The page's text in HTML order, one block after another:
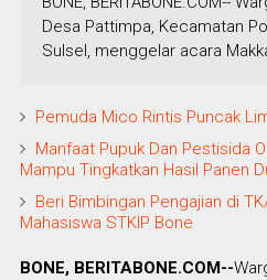
Desa Pattimpa, Kecamatan
Sulsel, menggelar acara
Pemuda Mico Rintis Puncak
Manfaat Pupuk Dan Pestisida
Mampu Tingkatkan Hasil Panen
Beri Bimbingan Pengajian di
Mahasiswa STKIP Bone
BONE, BERITABONE.COM--